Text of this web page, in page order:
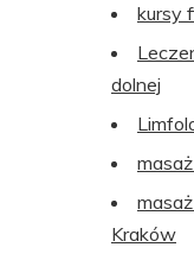
kursy
dolnej
Kraków